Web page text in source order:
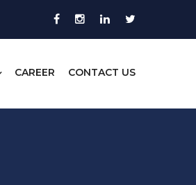
CAREER CONTACT US